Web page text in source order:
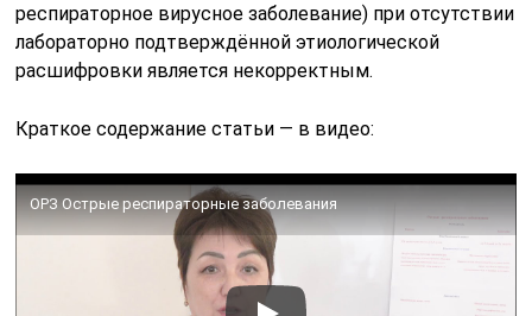
респираторное вирусное заболевание) при отсутствии
лабораторно подтверждённой этиологической
расшифровки является некорректным.
Краткое содержание статьи — в видео:
ОРЗ Острые респираторные заболевания